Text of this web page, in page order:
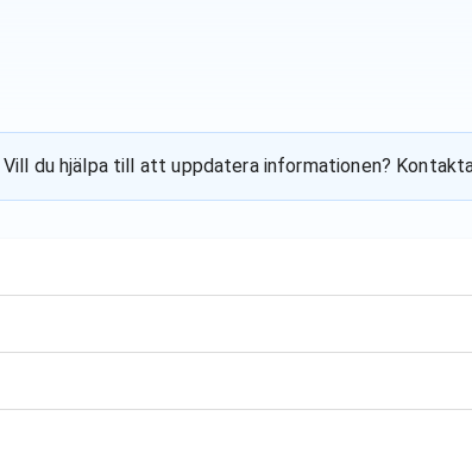
du hjälpa till att uppdatera informationen?